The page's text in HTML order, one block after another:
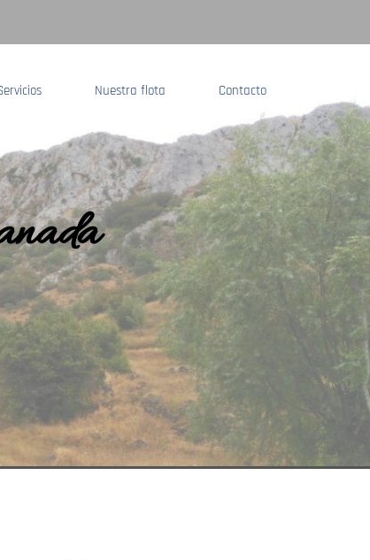
Nuestra flota Contacto